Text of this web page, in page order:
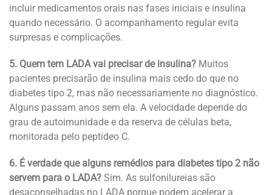
incluir medicamentos orais nas fases iniciais e insulina
quando necessário. O acompanhamento regular evita
surpresas e complicações.
5. Quem tem LADA vai precisar de insulina? Muitos
pacientes precisarão de insulina mais cedo do que no
diabetes tipo 2, mas não necessariamente no diagnóstico.
Alguns passam anos sem ela. A velocidade depende do
grau de autoimunidade e da reserva de células beta,
monitorada pelo peptídeo C.
6. É verdade que alguns remédios para diabetes tipo 2 não
servem para o LADA? Sim. As sulfonilureias são
desaconselhadas no LADA porque podem acelerar a